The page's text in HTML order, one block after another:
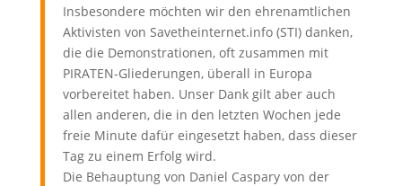
Insbesondere möchten wir den ehrenamtlichen
Aktivisten von Savetheinternet.info (STI) danken,
die die Demonstrationen, oft zusammen mit
PIRATEN-Gliederungen, überall in Europa
vorbereitet haben. Unser Dank gilt aber auch
allen anderen, die in den letzten Wochen jede
freie Minute dafür eingesetzt haben, dass dieser
Tag zu einem Erfolg wird.
Die Behauptung von Daniel Caspary von der